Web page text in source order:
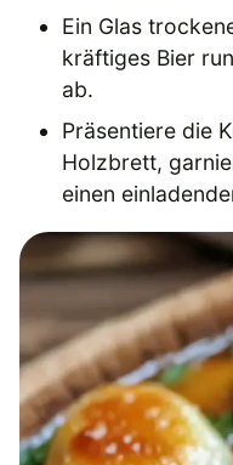
Ein Glas
kräftiges Bier
ab.
Präsentiere die
Holzbrett,
einen